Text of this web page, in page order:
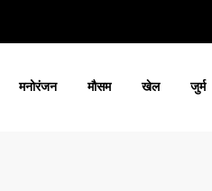
मनोरंजन मौसम खेल जुर्म